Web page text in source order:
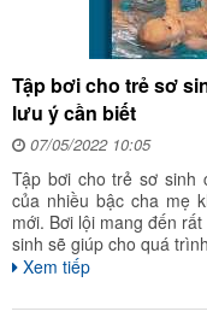
Tập bơi cho trẻ sơ
lưu ý cần biết
07/05/2022 10:05
Tập bơi cho trẻ sơ sinh
của nhiều bậc cha mẹ
mới. Bơi lội mang đến
sinh sẽ giúp cho quá
Xem tiếp